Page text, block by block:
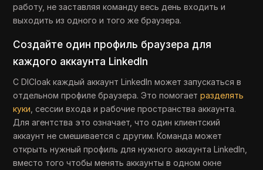
работу, не заставляя команду весь день входить и
выходить из одного и того же браузера.
Создайте один профиль браузера для
каждого аккаунта LinkedIn
С DICloak каждый аккаунт LinkedIn может запускаться в
отдельном профиле браузера. Это помогаетразделять
куки , сессии входа и рабочие пространства аккаунта.
Для агентства это означает, что один клиентский
аккаунт не смешивается с другим. Команда может
открыть нужный профиль для нужного аккаунта LinkedIn,
вместо того чтобы менять аккаунты в одном окне